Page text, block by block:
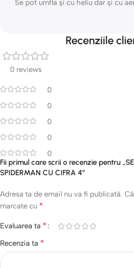
Se pot umfla și cu heliu dar și cu
Recenziile
0 reviews
0
0
0
0
0
Fii primul care scrii o recenzie pentru
SPIDERMAN CU CIFRA 4”
Adresa ta de email nu va fi publicată.
marcate cu *
Evaluarea ta *
Recenzia ta *